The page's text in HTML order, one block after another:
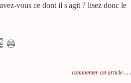
vous ce dont il s'agit ? lisez donc le
commenter cet article …